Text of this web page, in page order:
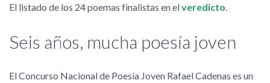
El listado de los 24 poemas finalistas en elveredicto
Seis años, mucha poesía joven
El Concurso Nacional de Poesía Joven Rafael Cadenas es un